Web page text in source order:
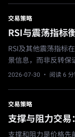
交易策略
RSI与震荡指标
RSI及其他震荡指标
景信息，而非反转保
2026-07-30 · 阅读 6 分
交易策略
支撑与阻力交易
支撑和阻力是价格先